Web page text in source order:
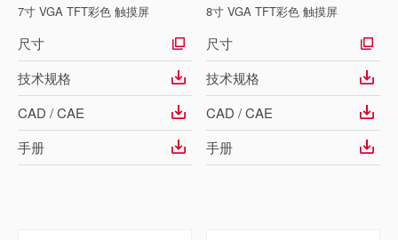
7寸 VGA TFT彩色 触摸屏
尺寸
技术规格
CAD / CAE
手册
8寸 VGA TFT彩色 触摸屏
尺寸
技术规格
CAD / CAE
手册